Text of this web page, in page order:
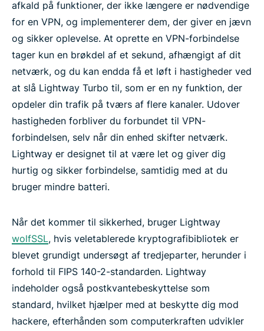
afkald på funktioner, der ikke længere er nødvendige
for en VPN, og implementerer dem, der giver en jævn
og sikker oplevelse. At oprette en VPN-forbindelse
tager kun en brøkdel af et sekund, afhængigt af dit
netværk, og du kan endda få et løft i hastigheder ved
at slå Lightway Turbo til, som er en ny funktion, der
opdeler din trafik på tværs af flere kanaler. Udover
hastigheden forbliver du forbundet til VPN-
forbindelsen, selv når din enhed skifter netværk.
Lightway er designet til at være let og giver dig
hurtig og sikker forbindelse, samtidig med at du
bruger mindre batteri.
Når det kommer til sikkerhed, bruger Lightway
wolfSSL, hvis veletablerede kryptografibibliotek er
blevet grundigt undersøgt af tredjeparter, herunder i
forhold til FIPS 140-2-standarden. Lightway
indeholder også postkvantebeskyttelse som
standard, hvilket hjælper med at beskytte dig mod
hackere, efterhånden som computerkraften udvikler